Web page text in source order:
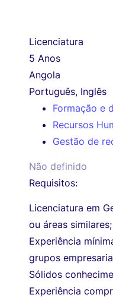
Licenciatura
5 Anos
Angola
Português, Inglês
Formação e
Recursos
Gestão de
Não definido
Requisitos:
Licenciatura em
ou áreas similares;
Experiência
grupos
Sólidos
Experiência